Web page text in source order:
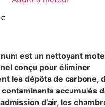
est un nettoyant
conçu pour éliminer
les dépôts de carbone,
contaminants accumulés
d’air, les